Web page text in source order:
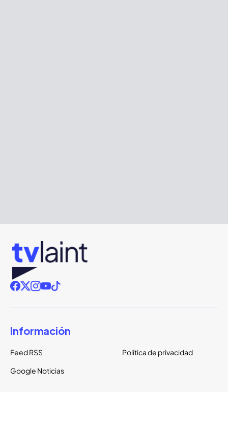
Información
Feed RSS
Política de privacidad
Google Noticias